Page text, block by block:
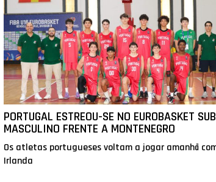
PORTUGAL ESTREOU-SE NO EUROBASKET
MASCULINO FRENTE A MONTENEGRO
Os atletas portugueses voltam a jogar amanhã
Irlanda